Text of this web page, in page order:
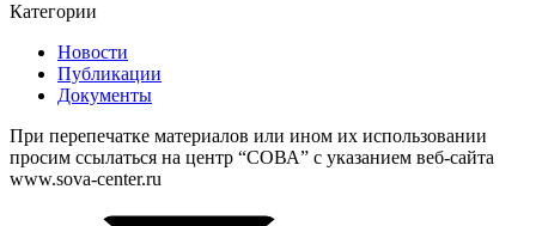
Категории
Новости
Публикации
Документы
При перепечатке материалов или ином их использовании
просим ссылаться на центр “СОВА” с указанием веб-сайта
www.sova-center.ru